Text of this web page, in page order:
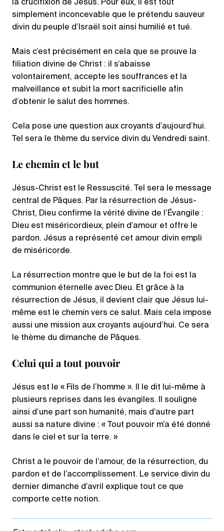
la crucifixion de Jésus. Pour eux, il est tout
simplement inconcevable que le prétendu sauveur
divin du peuple d’Israël soit ainsi humilié et tué.
Mais c’est précisément en cela que se prouve la
filiation divine de Christ : il s’abaisse
volontairement, accepte les souffrances et la
malveillance et subit la mort sacrificielle afin
d’obtenir le salut des hommes.
Cela pose une question aux croyants d’aujourd’hui.
Tel sera le thème du service divin du Vendredi saint.
Le chemin et le but
Jésus-Christ est le Ressuscité. Tel sera le message
central de Pâques. Par la résurrection de Jésus-
Christ, Dieu confirme la vérité divine de l’Évangile :
Dieu est miséricordieux, plein d’amour et offre le
pardon. Jésus a représenté cet amour divin empli
de miséricorde.
La résurrection montre que le but de la foi est la
communion éternelle avec Dieu. Et grâce à la
résurrection de Jésus, il devient clair que Jésus lui-
même est le chemin vers ce salut. Mais cela impose
aussi une mission aux croyants aujourd’hui. Ce sera
le thème du dimanche de Pâques.
Celui qui a tout pouvoir
Jésus est le « Fils de l’homme ». Il le dit lui-même à
plusieurs reprises dans les évangiles. Il souligne
ainsi d’une part son humanité, mais d’autre part
aussi sa nature divine : « Tout pouvoir m’a été donné
dans le ciel et sur la terre. »
Christ a le pouvoir de l’amour, de la résurrection, du
pardon et de l’accomplissement. Le service divin du
dernier dimanche d’avril explique tout ce que
comporte cette notion.